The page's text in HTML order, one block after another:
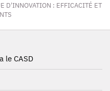
D'INNOVATION : EFFICACITÉ ET
le CASD